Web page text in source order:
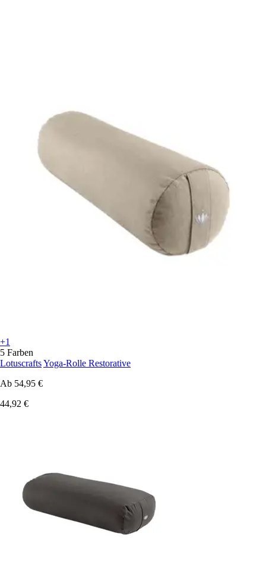
+1
5 Farben
LotuscraftsYoga-Rolle Restorative
Ab 54,95 €
44,92 €